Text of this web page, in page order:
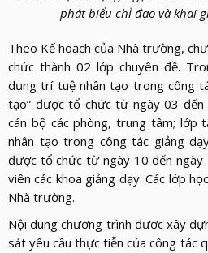
phát biểu chỉ đạo và khai
Theo Kế hoạch của Nhà trường,
chức thành 02 lớp chuyên đề.
dụng trí tuệ nhân tạo trong công
tạo” được tổ chức từ ngày 03
cán bộ các phòng, trung tâm; lớp
nhân tạo trong công tác giảng
được tổ chức từ ngày 10 đến
viên các khoa giảng dạy. Các lớp
Nhà trường.
Nội dung chương trình được xây
sát yêu cầu thực tiễn của công tác